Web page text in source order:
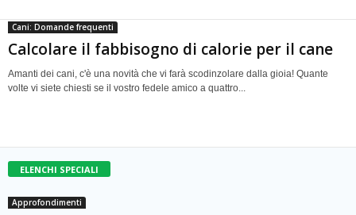
Cani: Domande frequenti
Calcolare il fabbisogno di calorie per il cane
Amanti dei cani, c'è una novità che vi farà scodinzolare dalla gioia! Quante
volte vi siete chiesti se il vostro fedele amico a quattro...
ELENCHI SPECIALI
Approfondimenti